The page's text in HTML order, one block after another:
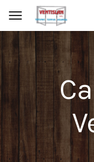
Toggle navigation